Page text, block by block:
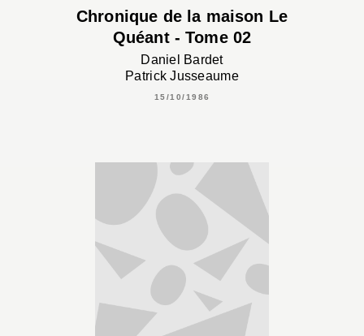
Chronique de la maison Le
Quéant - Tome 02
Daniel Bardet
Patrick Jusseaume
15/10/1986